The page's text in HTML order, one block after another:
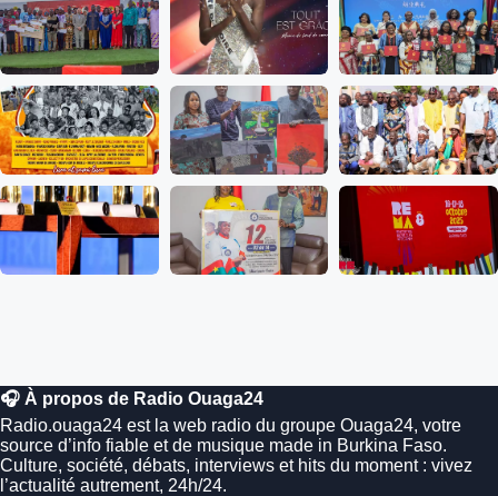
🎧 À propos de Radio Ouaga24
Radio.ouaga24 est la web radio du groupe Ouaga24, votre
source d’info fiable et de musique made in Burkina Faso.
Culture, société, débats, interviews et hits du moment : vivez
l’actualité autrement, 24h/24.